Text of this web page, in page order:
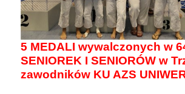
5 MEDALI wywalczonych w
SENIOREK I SENIORÓW w
zawodników KU AZS